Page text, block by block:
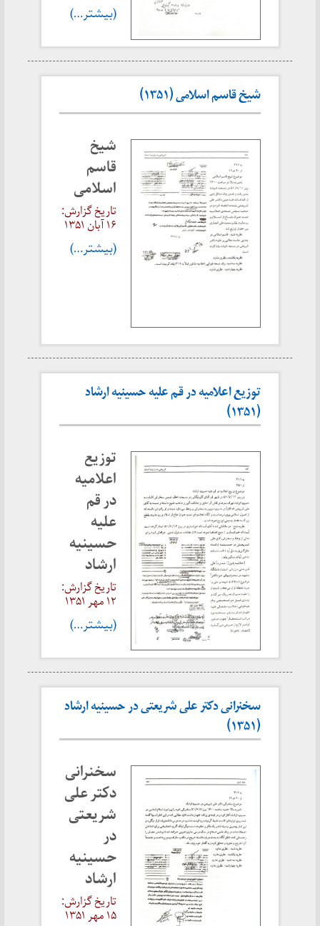
(بیشتر…)
شیخ قاسم اسلامی (۱۳۵۱)
شیخ
قاسم
اسلامی
تاریخ گزارش:
۱۶ آبان ۱۳۵۱
(بیشتر…)
توزیع اعلامیه در قم علیه حسینیه ارشاد
(۱۳۵۱)
توزیع
اعلامیه
در قم
علیه
حسینیه
ارشاد
تاریخ گزارش:
۱۲ مهر ۱۳۵۱
(بیشتر…)
سخنرانی دکتر علی شریعتی در حسینیه ارشاد
(۱۳۵۱)
سخنرانی
دکتر علی
شریعتی
در
حسینیه
ارشاد
تاریخ گزارش:
۱۵ مهر ۱۳۵۱